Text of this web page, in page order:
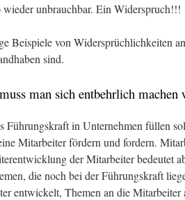
wieder unbrauchbar. Ein Widerspruch!!!
Beispiele von Widersprüchlichkeiten
sind.
man sich entbehrlich machen
Führungskraft in Unternehmen füllen
Mitarbeiter fördern und fordern.
der Mitarbeiter bedeutet
die noch bei der Führungskraft
entwickelt, Themen an die Mitarbeiter